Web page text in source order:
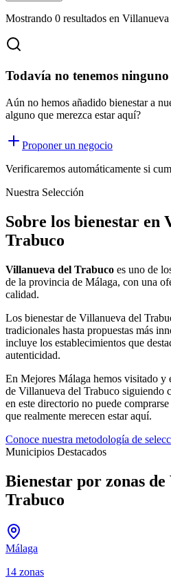
Mostrando 0 resultados en
Todavía no tenemos ninguno
Aún no hemos añadido bienestar a
alguno que merezca estar aquí?
Proponer un negocio
Verificaremos automáticamente si
Nuestra Selección
Sobre los bienestar en
Trabuco
Villanueva del Trabuco es uno de
de la provincia de Málaga, con una
calidad.
Los bienestarde Villanueva del
tradicionales hasta propuestas más
incluye los establecimientos que
autenticidad.
En Mejores Málaga hemos visitado y
de Villanueva del Trabuco siguiendo
en este directorio no puede
que realmente merecen estar aquí.
Conoce nuestra metodología de
Municipios Destacados
Bienestar por zonas
Trabuco
Málaga
14 zonas